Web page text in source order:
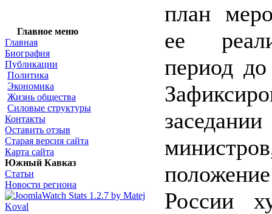
Главное меню
Главная
Биография
Публикации
Политика
Экономика
Жизнь общества
Силовые структуры
Контакты
Оставить отзыв
Старая версия сайта
Карта сайта
Южный Кавказ
Статьи
Новости региона
план
ее
период
России